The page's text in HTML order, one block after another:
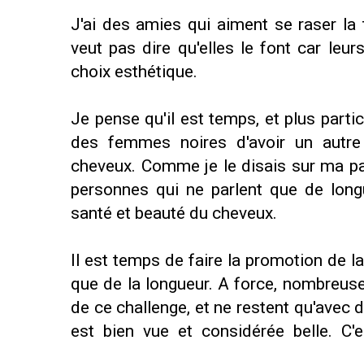
J'ai des amies qui aiment se raser la
veut pas dire qu'elles le font car
choix esthétique.
Je pense qu'il est temps, et plus
des femmes noires d'avoir un
cheveux. Comme je le disais sur ma
personnes qui ne parlent que de
santé et beauté du cheveux.
Il est temps de faire la promotion de
que de la longueur. A force,
de ce challenge, et ne restent qu'avec
est bien vue et considérée belle.